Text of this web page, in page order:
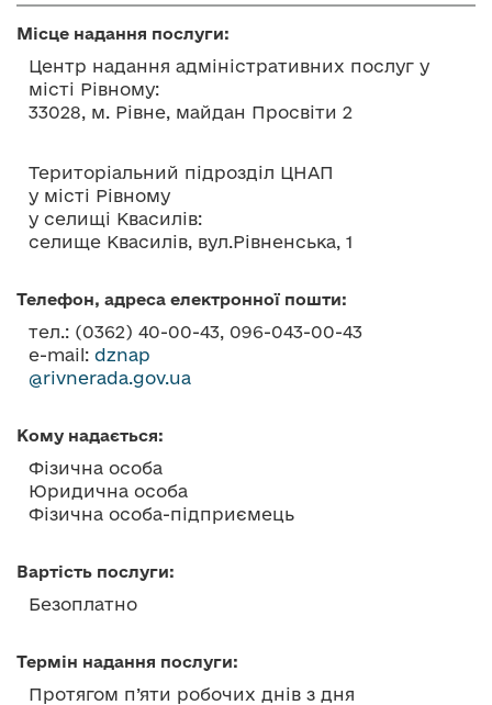
с
Місце надання послуги:
Центр надання адміністративних послуг у
місті Рівному:
33028, м. Рівне, майдан Просвіти 2
Територіальний підрозділ ЦНАП
у місті Рівному
у селищі Квасилів:
селище Квасилів, вул.Рівненська, 1
Телефон, адреса електронної пошти:
тел.: (0362) 40-00-43, 096-043-00-43
e-mail: dznap
@rivnerada.gov.ua
Кому надається:
Фізична особа
Юридична особа
Фізична особа-підприємець
Вартість послуги:
Безоплатно
Термін надання послуги:
Протягом п’яти робочих днів з дня